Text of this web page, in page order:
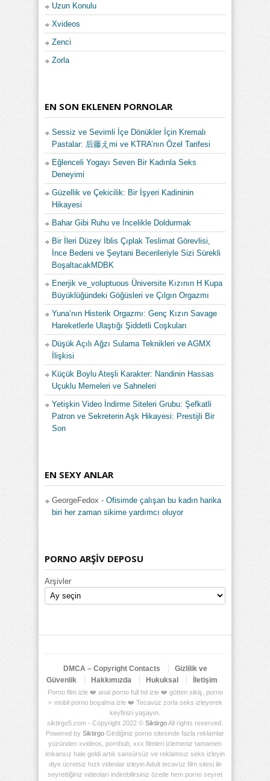
Uzun Konulu
Xvideos
Zenci
Zorla
EN SON EKLENEN PORNOLAR
Sessiz ve Sevimli İçe Dönükler İçin Kremalı
Pastalar: 后藤えmi ve KTRA’nın Özel Tarifesi
Eğlenceli Yogayı Seven Bir Kadınla Seks
Deneyimi
Güzellik ve Çekicilik: Bir İşyeri Kadininin
Hikayesi
Bahar Gibi Ruhu ve İncelikle Doldurmak
Bir İleri Düzey İblis Çıplak Teslimat Görevlisi,
İnce Bedeni ve Şeytani Becerileriyle Sizi Sürekli
BoşaltacakMDBK
Enerjik ve_voluptuous Üniversite Kızının H Kupa
Büyüklüğündeki Göğüsleri ve Çılgın Orgazmı
Yuna’nın Histerik Orgazmı: Genç Kızın Savage
Hareketlerle Ulaştığı Şiddetli Coşkuları
Düşük Açılı Ağzı Sulama Teknikleri ve AGMX
İlişkisi
Küçük Boylu Ateşli Karakter: Nandinin Hassas
Uçuklu Memeleri ve Sahneleri
Yetişkin Video İndirme Siteleri Grubu: Şefkatli
Patron ve Sekreterin Aşk Hikayesi: Prestijli Bir
Son
EN SEXY ANLAR
GeorgeFedox - Ofisimde çalışan bu kadın harika
biri her zaman sikime yardımcı oluyor
PORNO ARŞİV DEPOSU
Arşivler
DMCA – Copyright Contacts
Gizlilik ve
Güvenlik
Hakkımızda Hukuksal İletişim
Porno film izle ❤️ anal porno full hd izle ❤️ götten sikiş, porno
⭐ mobil porno boşalma izle ❤️ Tecavüz zorla seks izleyerek
keyfinizi yaşayın.
siktirgo5.com - Copyright 2022 © SiktirgoAll rights reserved.
Powered by Siktirgo Girdiğiniz porno sitesinde fazla reklamlar
yüzünden xvideos, pornhub, xxx filmleri izlemeniz tamamen
imkansız hale geldi artık sansürsüz ve reklamsız seks izleyin
diye ücretsiz hızlı videolar izleyin Adult tecavüz film sitesi ile
seyrettiğiniz videoları indirebilirsiniz özetle hem porno seyret